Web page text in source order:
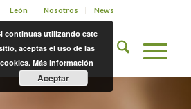
León Nosotros News
continuas utilizando este
aceptas el uso de las
cookies. Más información
Aceptar